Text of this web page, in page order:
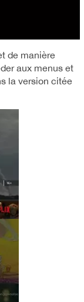
de manière
aux menus et
la version citée